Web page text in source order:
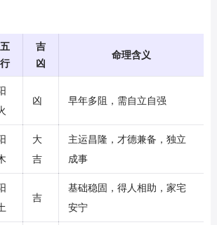
五
行
吉
凶
命理含义
凶 早年多阻，需自立自强
大
吉
主运昌隆，才德兼备，独立
成事
吉
基础稳固，得人相助，家宅
安宁